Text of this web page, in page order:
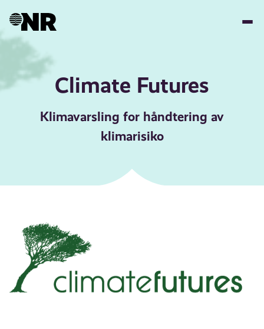
hovedinnhold
Climate Futures
Klimavarsling for håndtering av
klimarisiko